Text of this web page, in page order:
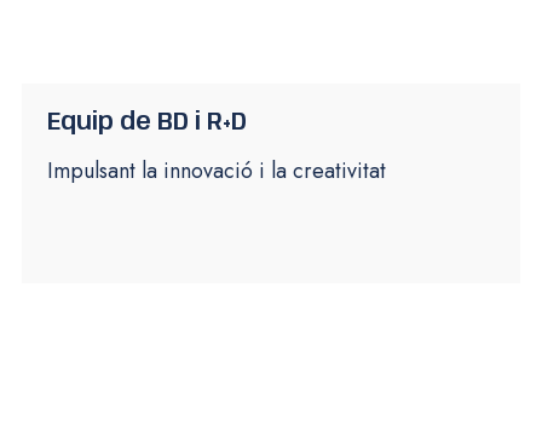
Equip de BD i R+D
Impulsant la innovació i la creativitat